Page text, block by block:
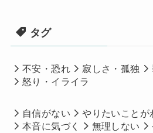
タグ
不安・恐れ 寂しさ・孤独
怒り・イライラ
自信がない
やりたいことが
本音に気づく
無理しない